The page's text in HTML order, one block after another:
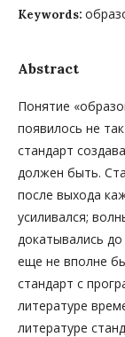
Keywords:
Abstract
Понятие
появилось не
стандарт
должен быть.
после выхода
усиливался;
докатывались
еще не вполне
стандарт с
литературе
литературе